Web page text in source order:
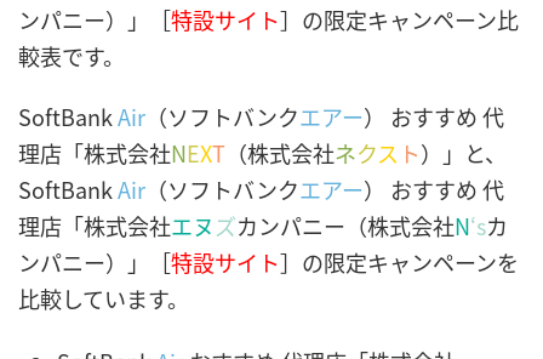
ンパニー）」［特設サイト］の限定キャンペーン比
較表です。
SoftBankAir （ソフトバンクエアー） おすすめ 代
理店「株式会社NEXT （株式会社ネクス ト）」と、
SoftBankAir （ソフトバンクエアー） おすすめ 代
理店「株式会社エヌ ズカンパニー（株式会社N‘sカ
ンパニー）」［特設サイト］の限定キャンペーンを
比較しています。